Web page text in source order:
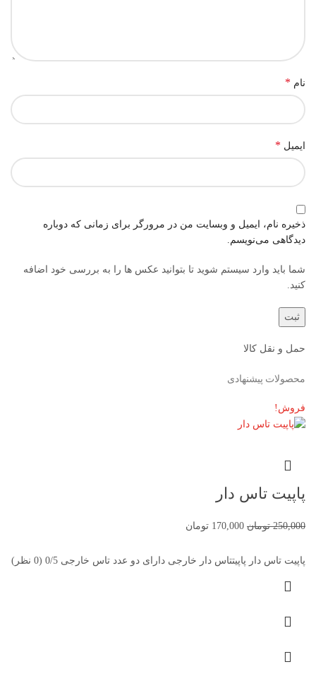
نام *
ایمیل *
ذخیره نام، ایمیل و وبسایت من در مرورگر برای زمانی که دوباره
دیدگاهی می‌نویسم.
شما باید وارد سیستم شوید تا بتوانید عکس ها را به بررسی خود اضافه
کنید.
حمل و نقل کالا
محصولات پیشنهادی
فروش!
پاپیت تاس دار
250,000 تومان 170,000 تومان
پاپیت تاس دار پاپیتتاس دار خارجی دارای دو عدد تاس خارجی 0/5 (0 نظر)